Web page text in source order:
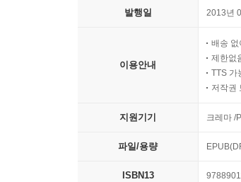
발행일 2013년
이용안내
배송 없
제한없
TTS 가
저작권
지원기기 크레마 /
파일/용량
ISBN13